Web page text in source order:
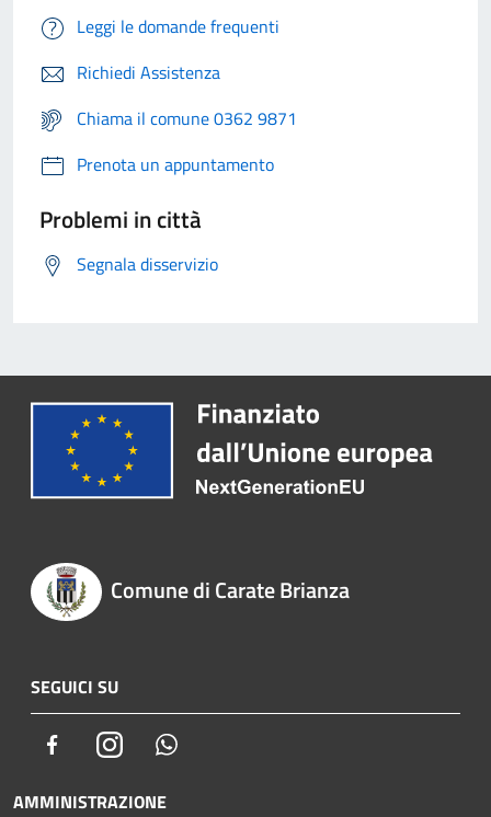
Leggi le domande frequenti
Richiedi Assistenza
Chiama il comune 0362 9871
Prenota un appuntamento
Problemi in città
Segnala disservizio
Comune di Carate Brianza
SEGUICI SU
FacebookInstagram
AMMINISTRAZIONE